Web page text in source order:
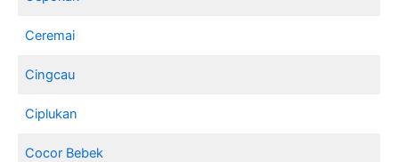
Ceremai
Cingcau
Ciplukan
Cocor Bebek